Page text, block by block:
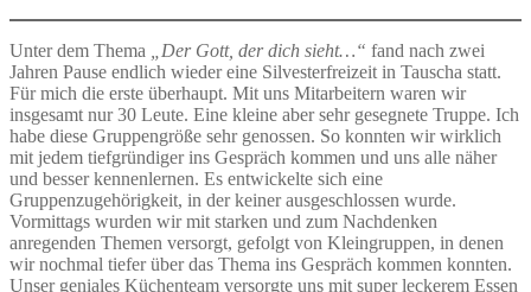
Unter dem Thema „Der Gott, der dich sieht…“ fand nach zwei
Jahren Pause endlich wieder eine Silvesterfreizeit in Tauscha statt.
Für mich die erste überhaupt. Mit uns Mitarbeitern waren wir
insgesamt nur 30 Leute. Eine kleine aber sehr gesegnete Truppe. Ich
habe diese Gruppengröße sehr genossen. So konnten wir wirklich
mit jedem tiefgründiger ins Gespräch kommen und uns alle näher
und besser kennenlernen. Es entwickelte sich eine
Gruppenzugehörigkeit, in der keiner ausgeschlossen wurde.
Vormittags wurden wir mit starken und zum Nachdenken
anregenden Themen versorgt, gefolgt von Kleingruppen, in denen
wir nochmal tiefer über das Thema ins Gespräch kommen konnten.
Unser geniales Küchenteam versorgte uns mit super leckerem Essen